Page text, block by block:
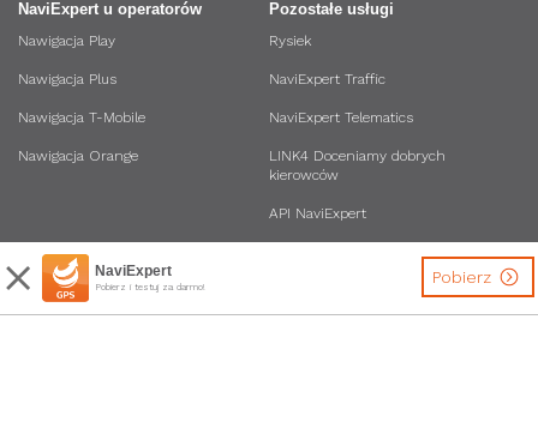
NaviExpert
Pobierz i testuj za darmo!
Pobierz
NaviExpert u operatorów
Nawigacja Play
Nawigacja Plus
Nawigacja T-Mobile
Nawigacja Orange
Pozostałe usługi
Rysiek
NaviExpert Traffic
NaviExpert Telematics
LINK4 Doceniamy dobrych
kierowców
API NaviExpert
Inne